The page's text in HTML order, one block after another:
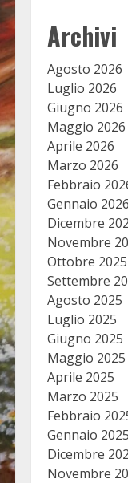
Archivi
Agosto 2026
Luglio 2026
Giugno 2026
Maggio 2026
Aprile 2026
Marzo 2026
Febbraio
Gennaio 2026
Dicembre
Novembre
Ottobre 2025
Settembre
Agosto 2025
Luglio 2025
Giugno 2025
Maggio 2025
Aprile 2025
Marzo 2025
Febbraio
Gennaio 2025
Dicembre
Novembre